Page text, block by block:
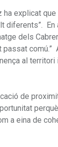
explicat que
diferents”.
dels
al
de
a eina de